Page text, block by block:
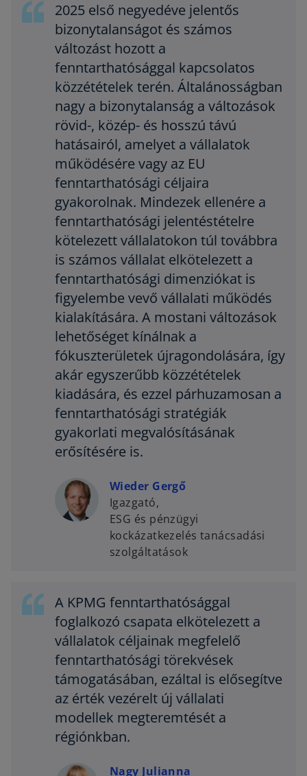
n
a
n
e
t
2025 első negyedéve jelentős
bizonytalanságot és számos
változást hozott a
fenntarthatósággal kapcsolatos
közzétételek terén. Általánosságban
nagy a bizonytalanság a változások
rövid-, közép- és hosszú távú
hatásairól, amelyet a vállalatok
működésére vagy az EU
fenntarthatósági céljaira
gyakorolnak. Mindezek ellenére a
fenntarthatósági jelentéstételre
kötelezett vállalatokon túl továbbra
is számos vállalat elkötelezett a
fenntarthatósági dimenziókat is
figyelembe vevő vállalati működés
kialakítására. A mostani változások
lehetőséget kínálnak a
fókuszterületek újragondolására, így
akár egyszerűbb közzétételek
kiadására, és ezzel párhuzamosan a
fenntarthatósági stratégiák
gyakorlati megvalósításának
erősítésére is.
Wieder Gergő
Igazgató,
ESG és pénzügyi
kockázatkezelés tanácsadási
szolgáltatások
A KPMG fenntarthatósággal
foglalkozó csapata elkötelezett a
vállalatok céljainak megfelelő
fenntarthatósági törekvések
támogatásában, ezáltal is elősegítve
az érték vezérelt új vállalati
modellek megteremtését a
régiónkban.
Nagy Julianna